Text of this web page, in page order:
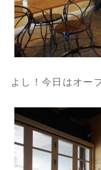
よし！今日はオー